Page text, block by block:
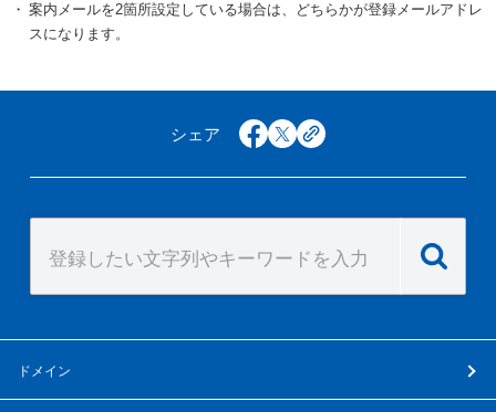
案内メールを2箇所設定している場合は、どちらかが登録メールアドレ
スになります。
シェア facebook
x copy
ドメイン